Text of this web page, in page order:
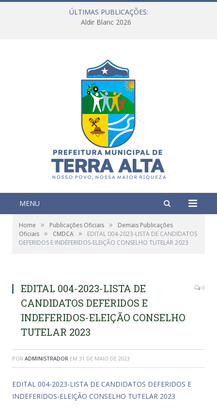
ÚLTIMAS PUBLICAÇÕES:
Aldir Blanc 2026
MENU
Home » Publicações Oficiais »
Demais Publicações
Oficiais » CMDCA »
EDITAL 004-2023-LISTA DE CANDIDATOS
DEFERIDOS E INDEFERIDOS-ELEIÇÃO CONSELHO TUTELAR 2023
EDITAL 004-2023-LISTA DE
CANDIDATOS DEFERIDOS E
INDEFERIDOS-ELEIÇÃO CONSELHO
TUTELAR 2023
0
POR ADMINISTRADOR EM 31 DE MAIO DE 2023
EDITAL 004-2023-LISTA DE CANDIDATOS DEFERIDOS E
INDEFERIDOS-ELEIÇÃO CONSELHO TUTELAR 2023